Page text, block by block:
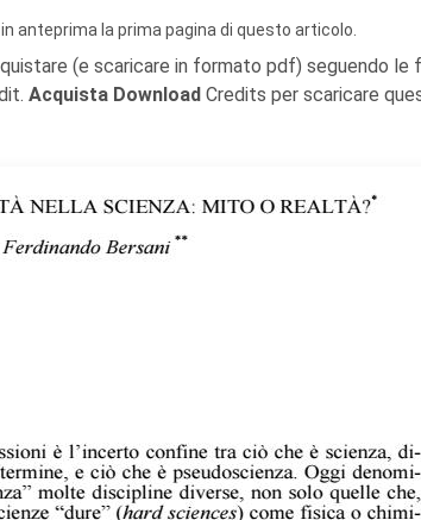
anteprima la prima pagina di questo articolo.
(e scaricare in formato pdf) seguendo le
Acquista Download Credits per scaricare